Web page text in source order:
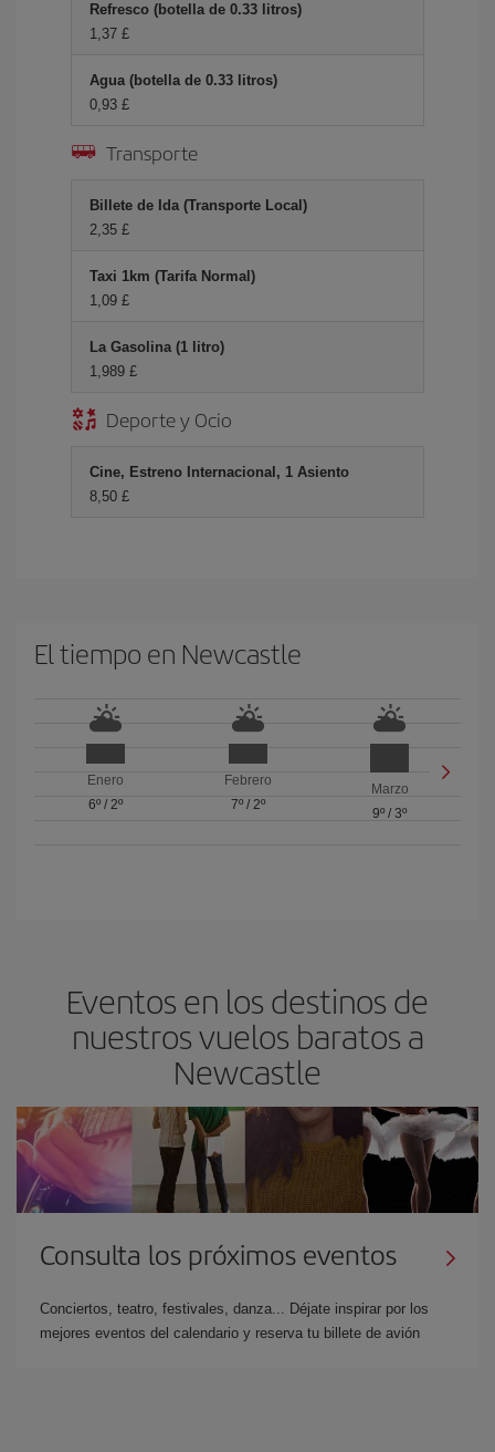
Refresco (botella de 0.33 litros)
1,37 £
Agua (botella de 0.33 litros)
0,93 £
Transporte
Billete de Ida (Transporte Local)
2,35 £
Taxi 1km (Tarifa Normal)
1,09 £
La Gasolina (1 litro)
1,989 £
Deporte y Ocio
Cine, Estreno Internacional, 1 Asiento
8,50 £
El tiempo en Newcastle
Enero
6º/ 2º
Febrero
7º/ 2º
Marzo
9º /3º
Eventos en los destinos de
nuestros vuelos baratos a
Newcastle
Consulta los próximos eventos
Conciertos, teatro, festivales, danza... Déjate inspirar por los
mejores eventos del calendario y reserva tu billete de avión